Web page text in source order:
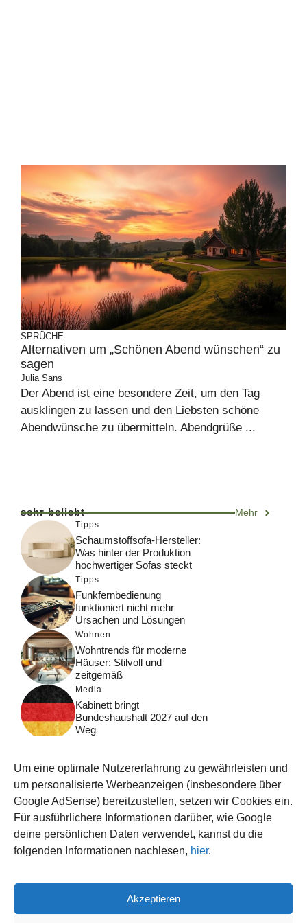
Um eine optimale Nutzererfahrung zu gewährleisten und
um personalisierte Werbeanzeigen (insbesondere über
Google AdSense) bereitzustellen, setzen wir Cookies ein.
Für ausführlichere Informationen darüber, wie Google
deine persönlichen Daten verwendet, kannst du die
folgenden Informationen nachlesen, hier.
Akzeptieren
SPRÜCHE
Alternativen um „Schönen Abend wünschen“ zu
sagen
Julia Sans
Der Abend ist eine besondere Zeit, um den Tag
ausklingen zu lassen und den Liebsten schöne
Abendwünsche zu übermitteln. Abendgrüße ...
sehr beliebt Mehr
Tipps
Schaumstoffsofa-Hersteller:
Was hinter der Produktion
hochwertiger Sofas steckt
Tipps
Funkfernbedienung
funktioniert nicht mehr
Ursachen und Lösungen
Wohnen
Wohntrends für moderne
Häuser: Stilvoll und
zeitgemäß
Media
Kabinett bringt
Bundeshaushalt 2027 auf den
Weg
Funktionsweise, Prozesse
und Rankinglogik
Computer
Wieso habe ich im moment
kein Internet?
© 2026 WISSEN123.DE
IMPRESSUM